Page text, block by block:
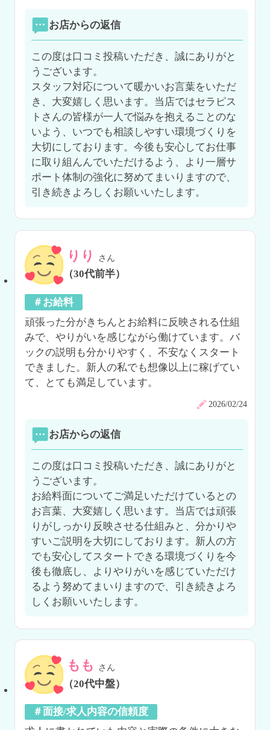
お店からの返信
この度は口コミ投稿いただき、誠にありがと
うございます。
スタッフ対応について暖かいお言葉をいただ
き、大変嬉しく思います。当店ではセラピス
トさんの皆様が一人で悩みを抱えることのな
いよう、いつでも相談しやすい環境づくりを
大切にしております。今後も安心してお仕事
に取り組んんでいただけるよう、より一層サ
ポート体制の強化に努めてまいりますので、
りり さん
（30代前半）
＃お給料
頑張った分がきちんとお給料に反映される仕組
みで、やりがいを感じながら働けています。バ
ックの説明も分かりやすく、不安なくスタート
できました。新人の私でも想像以上に稼げてい
て、とても満足しています。
2026/02/24
お店からの返信
この度は口コミ投稿いただき、誠にありがと
うございます。
お給料面についてご満足いただけているとの
お言葉、大変嬉しく思います。当店では頑張
りがしっかり反映させる仕組みと、分かりや
すいご説明を大切にしております。新人の方
でも安心してスタートできる環境づくりを今
後も徹底し、よりやりがいを感じていただけ
るよう努めてまいりますので、引き続きよろ
しくお願いいたします。
もも さん
（20代中盤）
＃面接/求人内容の信頼度